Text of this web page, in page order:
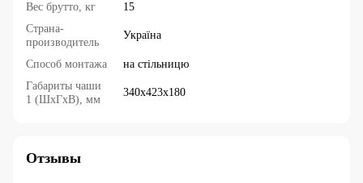
Вес брутто, кг
15
Страна-
производитель
Україна
Способ монтажа
на стільницю
Габариты чаши
1 (ШхГхВ), мм
340x423x180
Отзывы